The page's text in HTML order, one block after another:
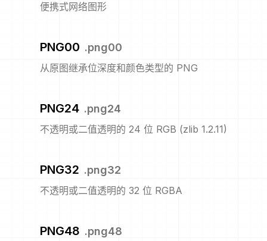
便携式网络图形
PNG00 .png00
从原图继承位深度和颜色类型的 PNG
PNG24 .png24
不透明或二值透明的 24 位 RGB (zlib 1.2.11)
PNG32 .png32
不透明或二值透明的 32 位 RGBA
PNG48 .png48